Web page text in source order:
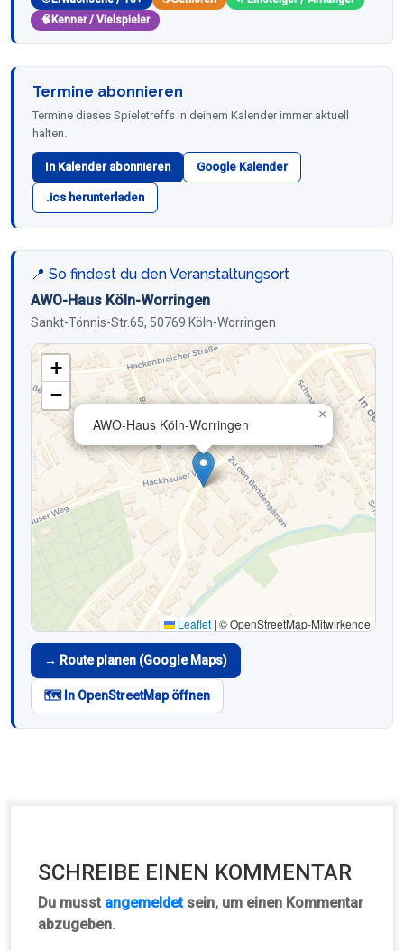
🧠 Kenner / Vielspieler
Termine abonnieren
Termine dieses Spieletreffs in deinem Kalender immer aktuell
halten.
In Kalender abonnieren Google Kalender
.ics herunterladen
📍 So findest du den Veranstaltungsort
AWO-Haus Köln-Worringen
Sankt-Tönnis-Str.65, 50769 Köln-Worringen
AWO-Haus Köln-Worringen
×
+
−
Leaflet | © OpenStreetMap-Mitwirkende
→ Route planen (Google Maps)
🗺️ In OpenStreetMap öffnen
SCHREIBE EINEN KOMMENTAR
Du musst angemeldetsein, um einen Kommentar
abzugeben.